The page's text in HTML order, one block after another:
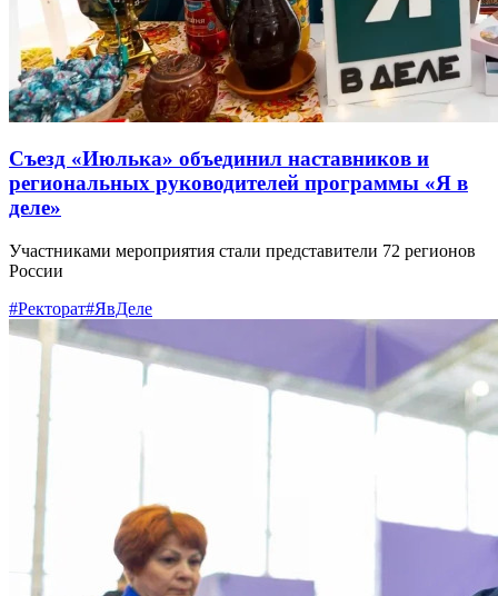
Съезд «Июлька» объединил наставников и
региональных руководителей программы «Я в
деле»
Участниками мероприятия стали представители 72 регионов
России
#Ректорат#ЯвДеле